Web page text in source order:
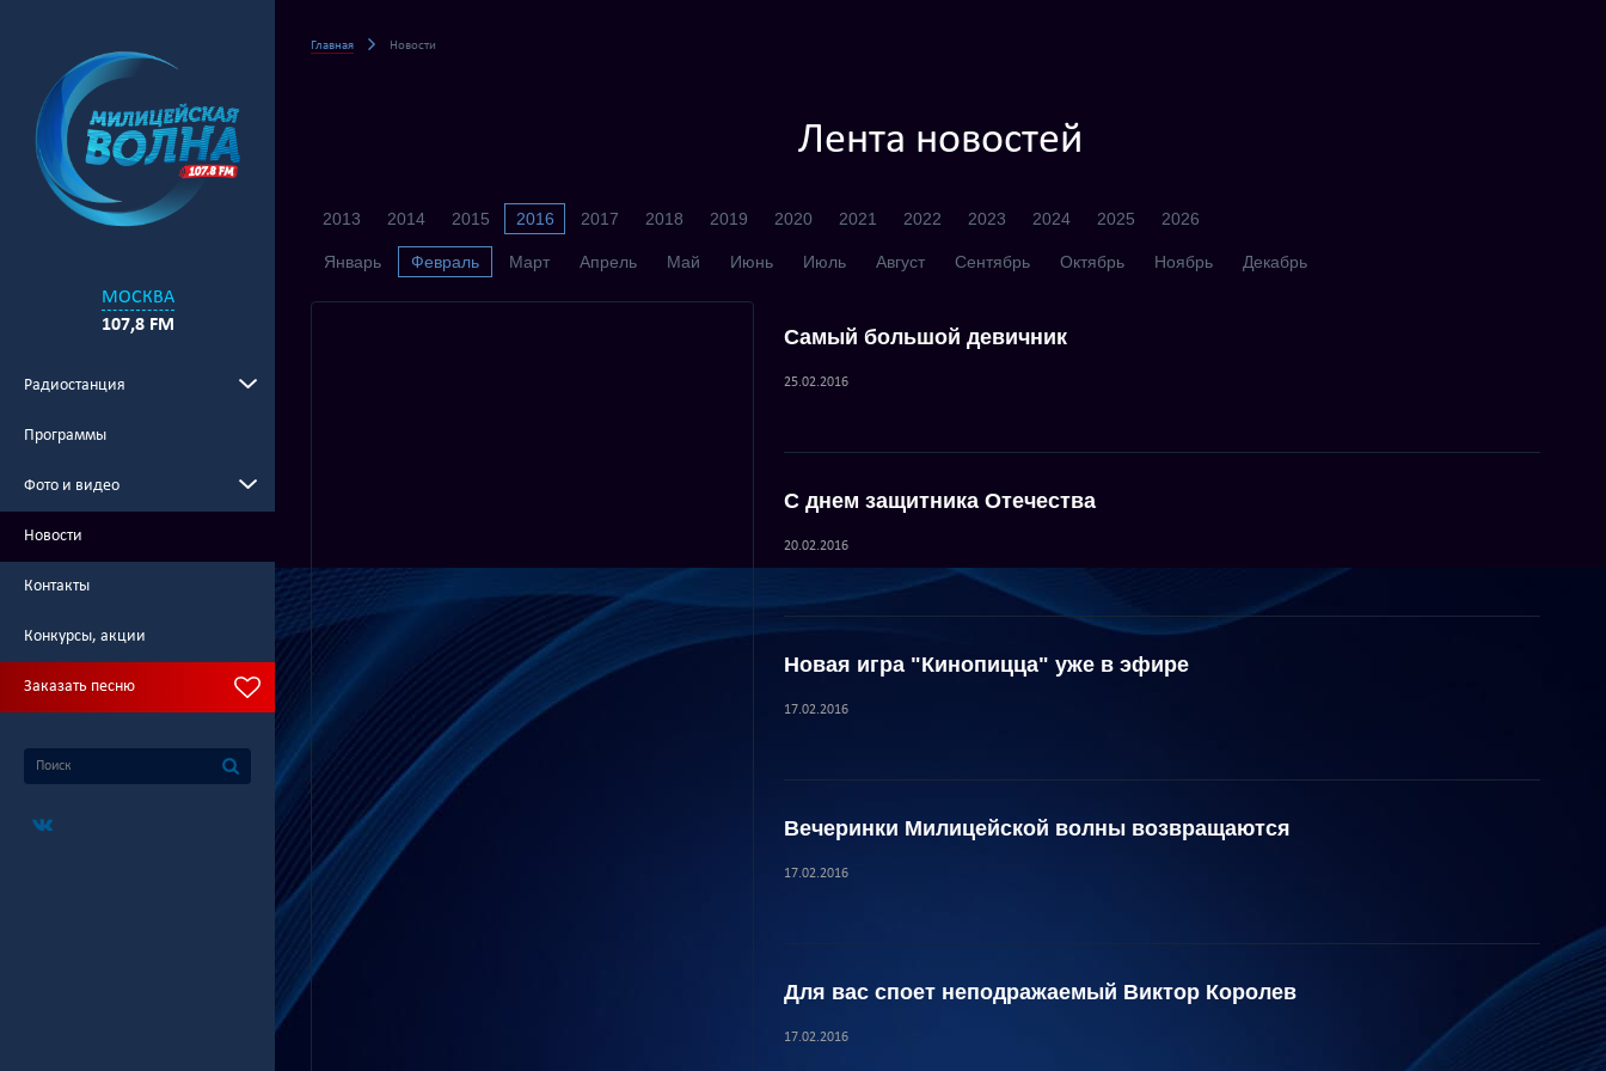
МОСКВА
107,8 FM
Радиостанция
Программы
Фото и видео
Новости
Контакты
Конкурсы, акции
Заказать песню
Главная Новости
Лента новостей
2013 2014 2015 2016 2017 2018 2019 2020 2021 2022 2023 2024 2025 2026
Январь Февраль Март Апрель Май Июнь Июль Август Сентябрь Октябрь Ноябрь Декабрь
Самый большой девичник
25.02.2016
С днем защитника Отечества
20.02.2016
Новая игра "Кинопицца" уже в эфире
17.02.2016
Вечеринки Милицейской волны возвращаются
17.02.2016
Для вас споет неподражаемый Виктор Королев
17.02.2016